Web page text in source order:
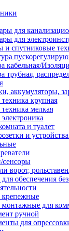
для
для
и спутниковые
кабельная/
трубная,
аккумуляторы,
крупная
мелкая
и туалет
и
сенсоры
ворот,
обеспечения
крепежные
монтажные для
ручной
для